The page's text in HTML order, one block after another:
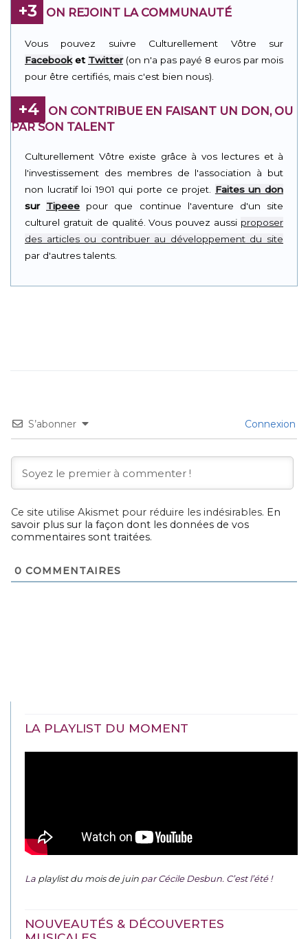
+3 ON REJOINT LA COMMUNAUTÉ
Vous pouvez suivre Culturellement Vôtre sur
Facebooket Twitter(on n'a pas payé 8 euros par mois
pour être certifiés, mais c'est bien nous).
+4
ON CONTRIBUE EN FAISANT UN DON, OU
PAR SON TALENT
Culturellement Vôtre existe grâce à vos lectures et à
l'investissement des membres de l'association à but
non lucratif loi 1901 qui porte ce projet. Faites un don
sur Tipeee pour que continue l'aventure d'un site
culturel gratuit de qualité. Vous pouvez aussi proposer
des articles ou contribuer au développement du site
par d'autres talents.
S’abonner Connexion
Ce site utilise Akismet pour réduire les indésirables. En
savoir plus sur la façon dont les données de vos
commentaires sont traitées.
0 COMMENTAIRES
LA PLAYLIST DU MOMENT
La playlist du mois de juin par Cécile Desbun. C’est l’été !
NOUVEAUTÉS & DÉCOUVERTES